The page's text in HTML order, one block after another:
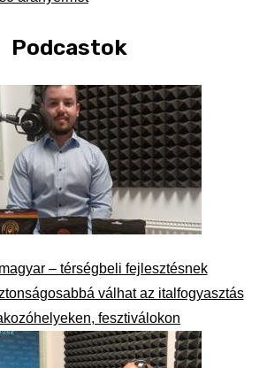
Podcastok
– térségbeli fejlesztésnek
válhat az italfogyasztás
fesztiválokon